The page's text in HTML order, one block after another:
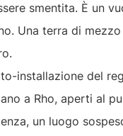
smentita. È un
Una terra di
installazione del
a Rho, aperti al
un luogo